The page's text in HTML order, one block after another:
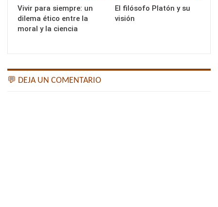
Vivir para siempre: un
dilema ético entre la
moral y la ciencia
El filósofo Platón y su
visión
💬 DEJA UN COMENTARIO